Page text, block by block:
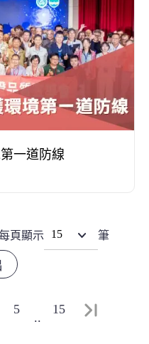
一道防線
頁顯示 筆
5
..
15 最末頁